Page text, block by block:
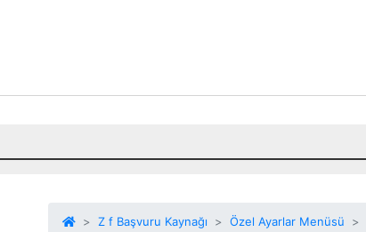
Z f Başvuru Kaynağı Özel Ayarlar Menüsü